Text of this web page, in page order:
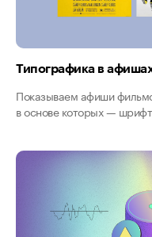
Типографика в
Показываем афиши
в основе которых —